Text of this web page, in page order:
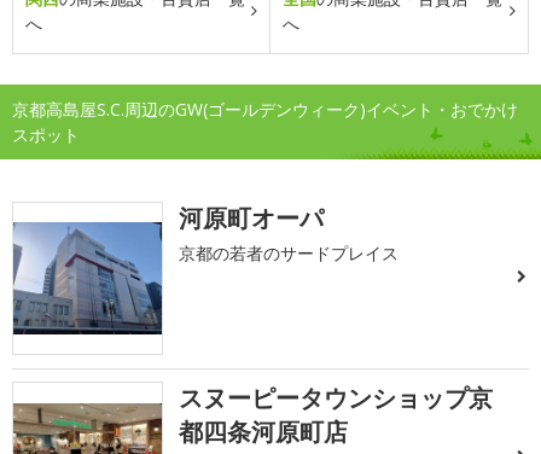
へ
へ
京都高島屋S.C.周辺のGW(ゴールデンウィーク)イベント・おでかけ
スポット
河原町オーパ
京都の若者のサードプレイス
スヌーピータウンショップ京
都四条河原町店